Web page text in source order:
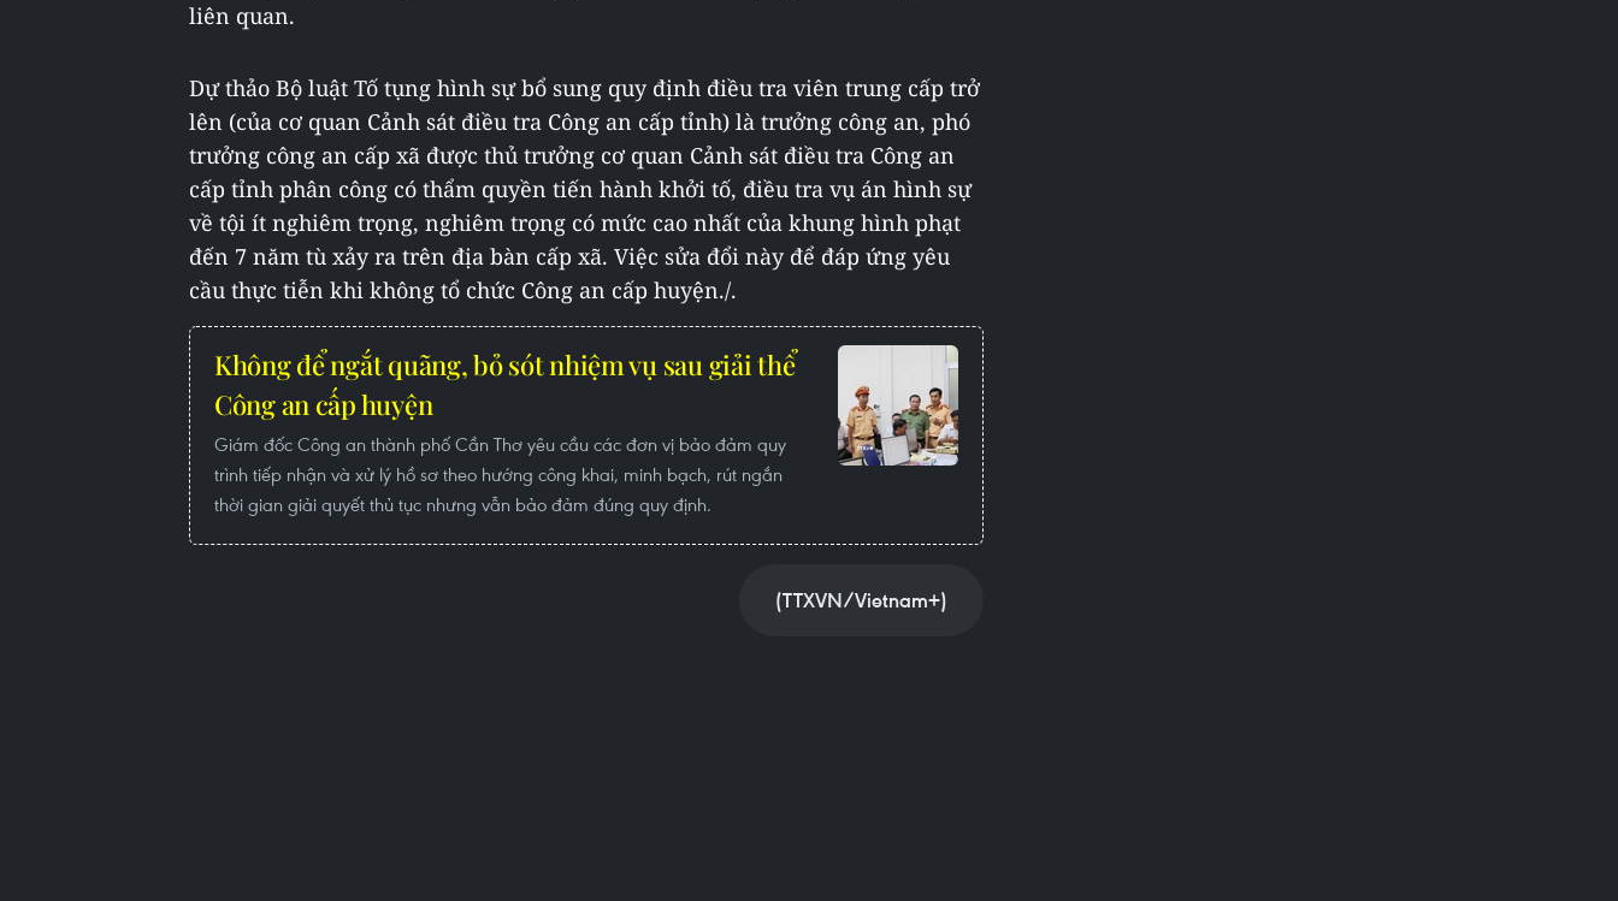
liên quan.
Dự thảo Bộ luật Tố tụng hình sự bổ sung quy định điều tra viên trung cấp trở
lên (của cơ quan Cảnh sát điều tra Công an cấp tỉnh) là trưởng công an, phó
trưởng công an cấp xã được thủ trưởng cơ quan Cảnh sát điều tra Công an
cấp tỉnh phân công có thẩm quyền tiến hành khởi tố, điều tra vụ án hình sự
về tội ít nghiêm trọng, nghiêm trọng có mức cao nhất của khung hình phạt
đến 7 năm tù xảy ra trên địa bàn cấp xã. Việc sửa đổi này để đáp ứng yêu
cầu thực tiễn khi không tổ chức Công an cấp huyện./.
Không để ngắt quãng, bỏ sót nhiệm vụ sau giải thể
Công an cấp huyện
Giám đốc Công an thành phố Cần Thơ yêu cầu các đơn vị bảo đảm quy
trình tiếp nhận và xử lý hồ sơ theo hướng công khai, minh bạch, rút ngắn
thời gian giải quyết thủ tục nhưng vẫn bảo đảm đúng quy định.
(TTXVN/Vietnam+)